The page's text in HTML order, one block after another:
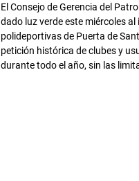
El Consejo de Gerencia del
dado luz verde este miércoles
polideportivas de Puerta de
petición histórica de clubes y
durante todo el año, sin las